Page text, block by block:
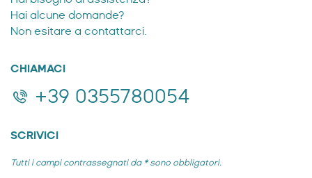
Hai alcune domande?
Non esitare a contattarci.
CHIAMACI
+39 0355780054
SCRIVICI
Tutti i campi contrassegnati da * sono obbligatori.